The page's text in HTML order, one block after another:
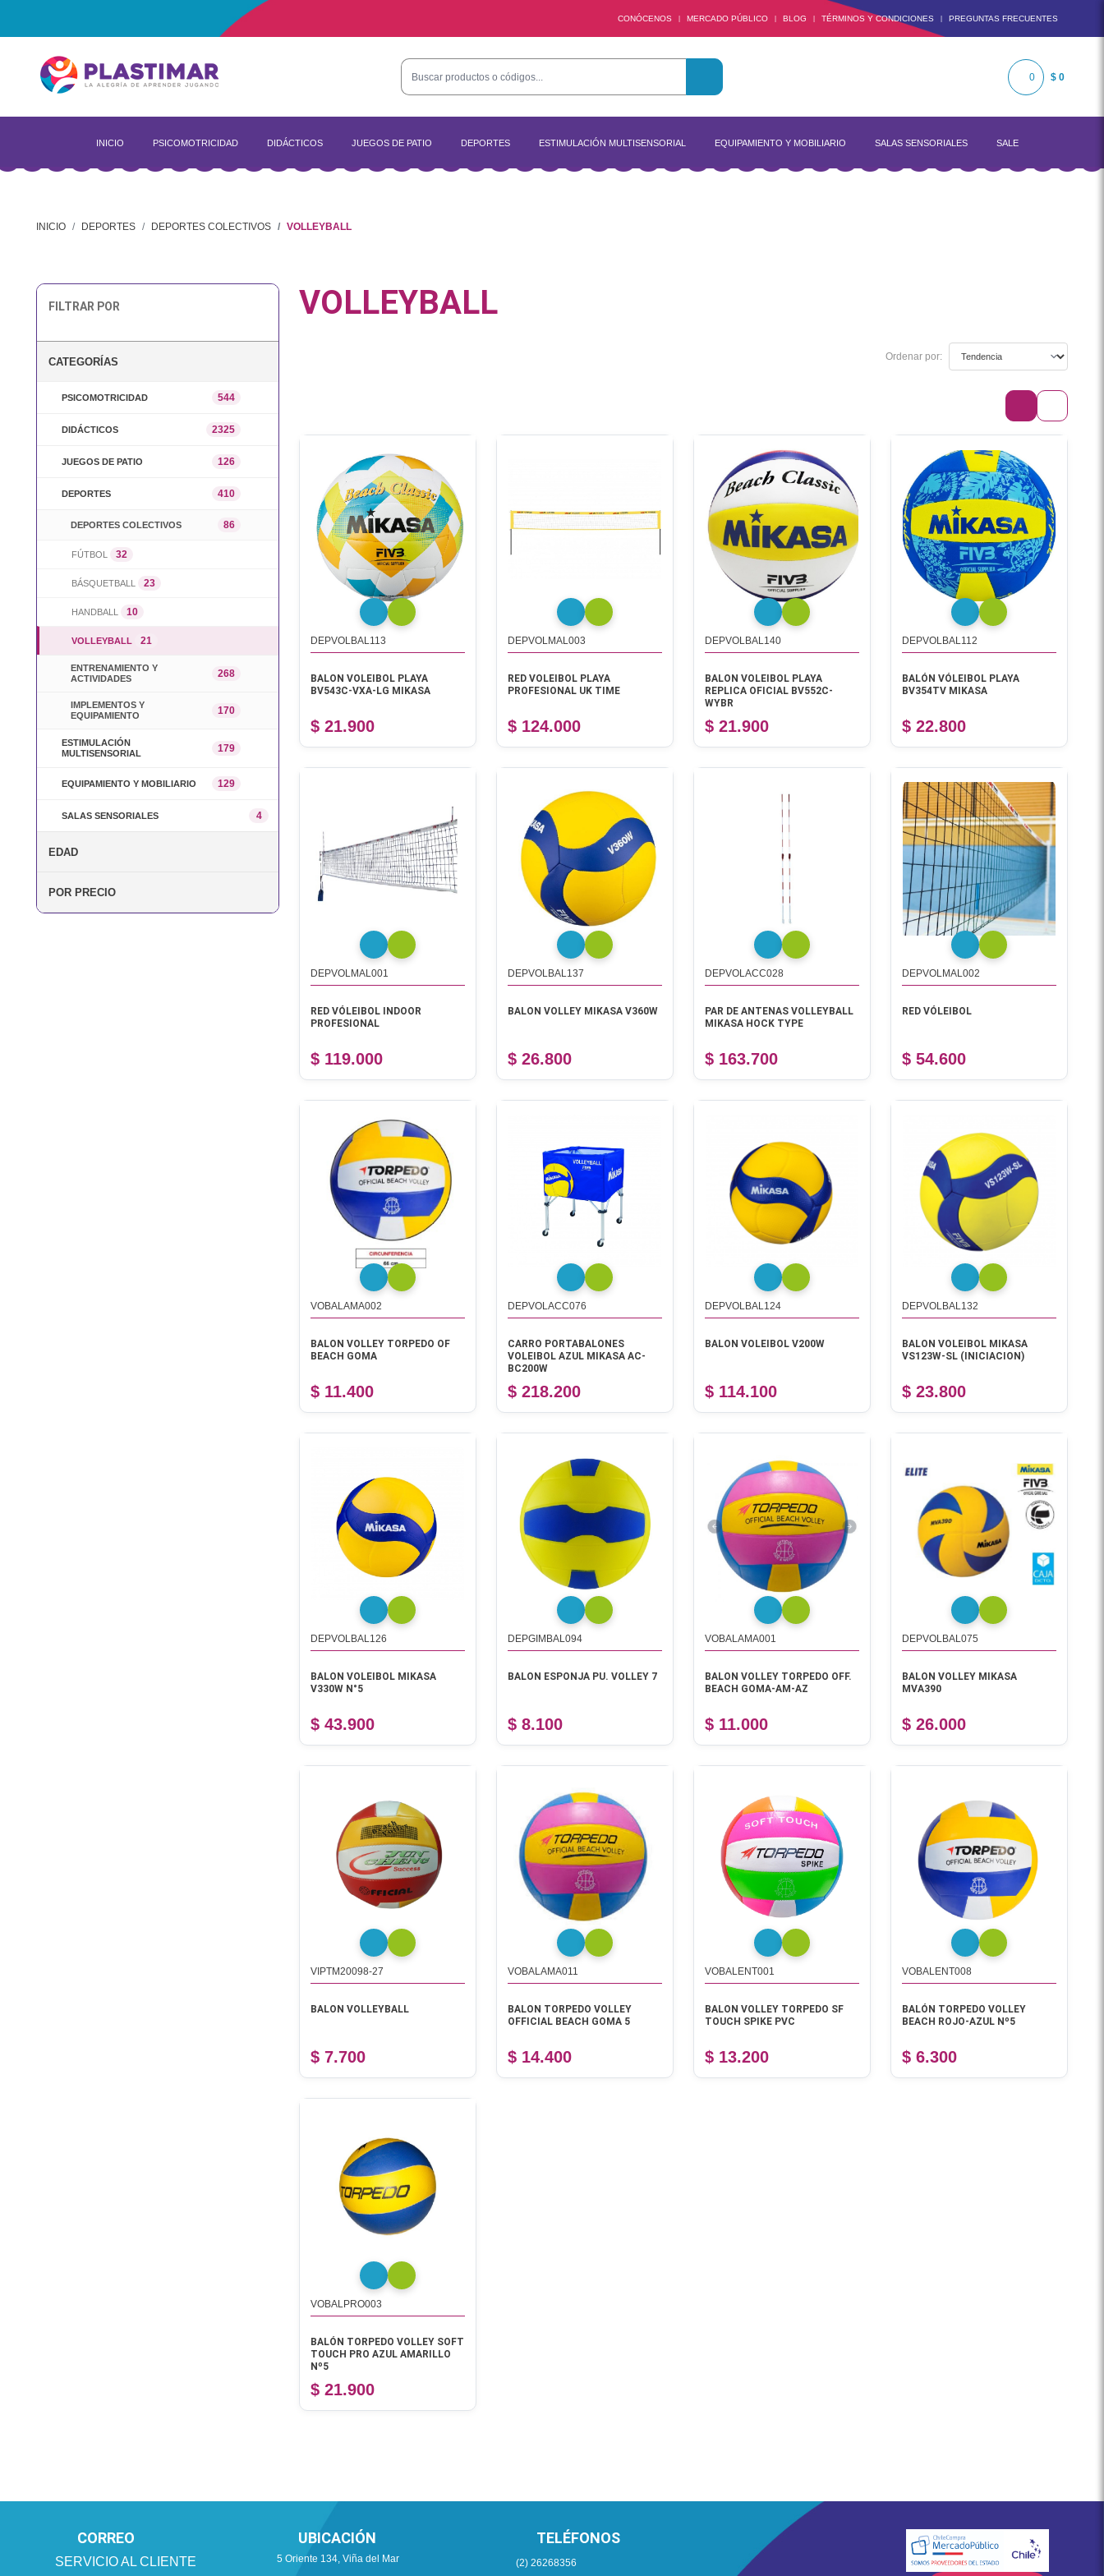
CONÓCENOS | MERCADO PÚBLICO | BLOG | TÉRMINOS Y CONDICIONES | PREGUNTAS FRECUENTES
0 $ 0
INICIO PSICOMOTRICIDAD DIDÁCTICOS JUEGOS DE PATIO DEPORTES ESTIMULACIÓN MULTISENSORIAL EQUIPAMIENTO Y MOBILIARIO SALAS SENSORIALES SALE
INICIO DEPORTES DEPORTES COLECTIVOS VOLLEYBALL
FILTRAR POR
CATEGORÍAS
PSICOMOTRICIDAD 544
DIDÁCTICOS 2325
JUEGOS DE PATIO 126
DEPORTES 410
DEPORTES COLECTIVOS 86
FÚTBOL 32
BÁSQUETBALL 23
HANDBALL 10
VOLLEYBALL 21
ENTRENAMIENTO Y
ACTIVIDADES
268
IMPLEMENTOS Y
EQUIPAMIENTO
170
ESTIMULACIÓN
MULTISENSORIAL
179
EQUIPAMIENTO Y MOBILIARIO 129
SALAS SENSORIALES 4
EDAD
POR PRECIO
VOLLEYBALL
Ordenar por:
DEPVOLBAL113
BALON VOLEIBOL PLAYA
BV543C-VXA-LG MIKASA
$ 21.900
DEPVOLMAL003
RED VOLEIBOL PLAYA
PROFESIONAL UK TIME
$ 124.000
DEPVOLBAL140
BALON VOLEIBOL PLAYA
REPLICA OFICIAL BV552C-
WYBR
$ 21.900
DEPVOLBAL112
BALÓN VÓLEIBOL PLAYA
BV354TV MIKASA
$ 22.800
DEPVOLMAL001
RED VÓLEIBOL INDOOR
PROFESIONAL
$ 119.000
DEPVOLBAL137
BALON VOLLEY MIKASA V360W
$ 26.800
DEPVOLACC028
PAR DE ANTENAS VOLLEYBALL
MIKASA HOCK TYPE
$ 163.700
DEPVOLMAL002
RED VÓLEIBOL
$ 54.600
VOBALAMA002
BALON VOLLEY TORPEDO OF
BEACH GOMA
$ 11.400
DEPVOLACC076
CARRO PORTABALONES
VOLEIBOL AZUL MIKASA AC-
BC200W
$ 218.200
DEPVOLBAL124
BALON VOLEIBOL V200W
$ 114.100
DEPVOLBAL132
BALON VOLEIBOL MIKASA
VS123W-SL (INICIACION)
$ 23.800
DEPVOLBAL126
BALON VOLEIBOL MIKASA
V330W N°5
$ 43.900
DEPGIMBAL094
BALON ESPONJA PU. VOLLEY 7
$ 8.100
VOBALAMA001
BALON VOLLEY TORPEDO OFF.
BEACH GOMA-AM-AZ
$ 11.000
DEPVOLBAL075
BALON VOLLEY MIKASA
MVA390
$ 26.000
VIPTM20098-27
BALON VOLLEYBALL
$ 7.700
VOBALAMA011
BALON TORPEDO VOLLEY
OFFICIAL BEACH GOMA 5
$ 14.400
VOBALENT001
BALON VOLLEY TORPEDO SF
TOUCH SPIKE PVC
$ 13.200
VOBALENT008
BALÓN TORPEDO VOLLEY
BEACH ROJO-AZUL Nº5
$ 6.300
VOBALPRO003
BALÓN TORPEDO VOLLEY SOFT
TOUCH PRO AZUL AMARILLO
Nº5
$ 21.900
CORREO
SERVICIO AL CLIENTE
TELÉFONOS
(2) 26268356
UBICACIÓN
5 Oriente 134, Viña del Mar